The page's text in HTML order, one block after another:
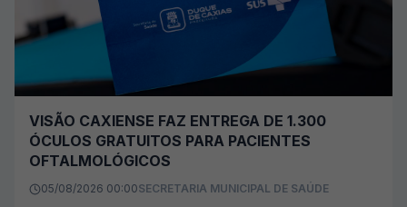
VISÃO CAXIENSE FAZ ENTREGA DE 1.300
ÓCULOS GRATUITOS PARA PACIENTES
OFTALMOLÓGICOS
05/08/2026 00:00SECRETARIA MUNICIPAL DE SAÚDE